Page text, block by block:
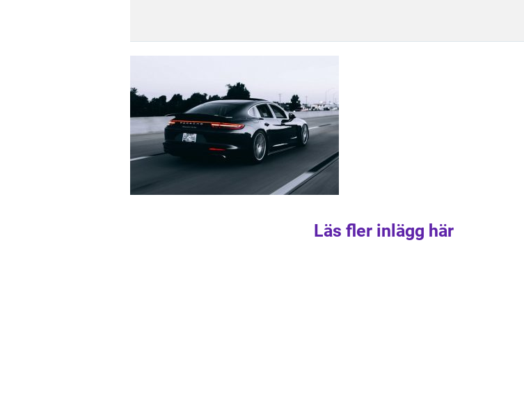
Läs fler inlägg här